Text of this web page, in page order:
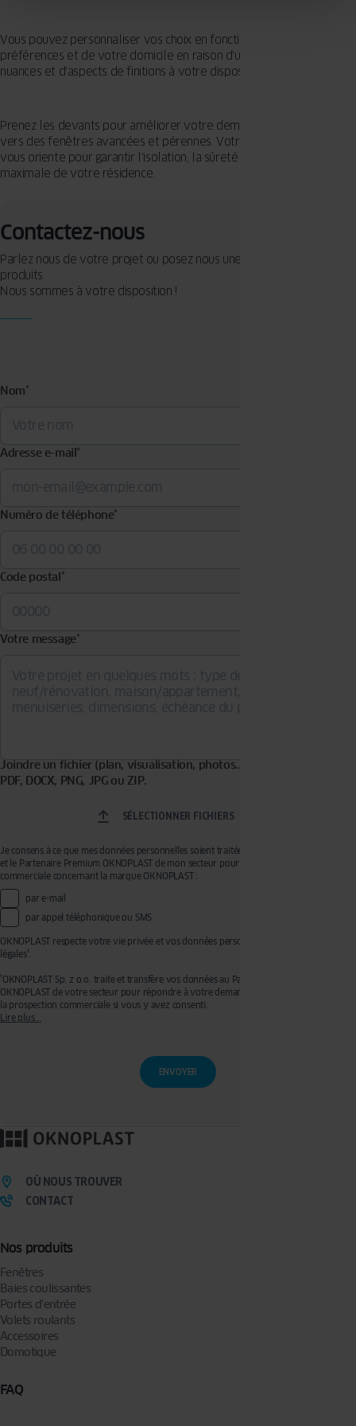
Vous pouvez personnaliser vos choix en fonction de vos
préférences et de votre domicile en raison d'un vaste choix de
nuances et d'aspects de finitions à votre disposition.
Prenez les devants pour améliorer votre demeure en vous tournant
vers des fenêtres avancées et pérennes. Votre expert à Rixheim
vous oriente pour garantir l'isolation, la sûreté et la luminosité
maximale de votre résidence.
Contactez-nous
Parlez nous de votre projet ou posez nous une question sur nos
produits.
Nous sommes à votre disposition !
Nom*
Adresse e-mail*
Numéro de téléphone*
Code postal*
Votre message*
Joindre un fichier (plan, visualisation, photos...). Formats acceptés :
PDF, DOCX, PNG, JPG ou ZIP.
SÉLECTIONNER FICHIERS
Je consens à ce que mes données personnelles soient traitées par OKNOPLAST Sp. z o.o.
et le Partenaire Premium OKNOPLAST de mon secteur pour recevoir de la prospection
commerciale concernant la marque OKNOPLAST :
par e-mail
par appel téléphonique ou SMS
OKNOPLAST respecte votre vie privée et vos données personnelles, voir mentions
légales¹.
¹OKNOPLAST Sp. z o.o. traite et transfère vos données au Partenaire Premium
OKNOPLAST de votre secteur pour répondre à votre demande de devis et effectuer de
la prospection commerciale si vous y avez consenti.
l’établissement de votre devis. Vous disposez d'un droit d'accès, de rectification, de
retrait de votre consentement ainsi que d'un droit à l'effacement, à la limitation du
traitement et à la portabilité que vous pouvez exercer en écrivant à l’adresse :
Lire plus...
Nos produits
Fenêtres
Baies coulissantes
Portes d’entrée
Volets roulants
Accessoires
Domotique
FAQ
OÙ NOUS TROUVER
CONTACT